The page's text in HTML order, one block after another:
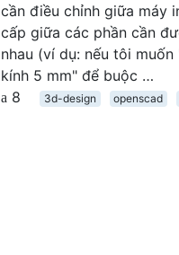
cần điều chỉnh giữa máy
cấp giữa các phần cần
nhau (ví dụ: nếu tôi
kính 5 mm" để buộc …
8
3d-design openscad